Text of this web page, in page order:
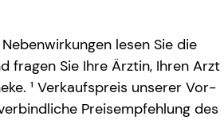
lesen Sie die
fragen Sie Ihre Ärztin, Ihren Arzt
¹ Verkaufspreis unserer Vor-
Preisempfehlung des